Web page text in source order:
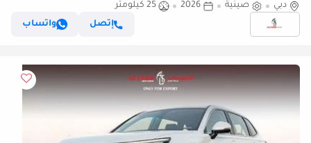
240TURBO 2WD FRONTIER 7 seats[ EXPORT ONLY ]
دبي صينية 2026
25 كيلومتر
إتصل
واتساب